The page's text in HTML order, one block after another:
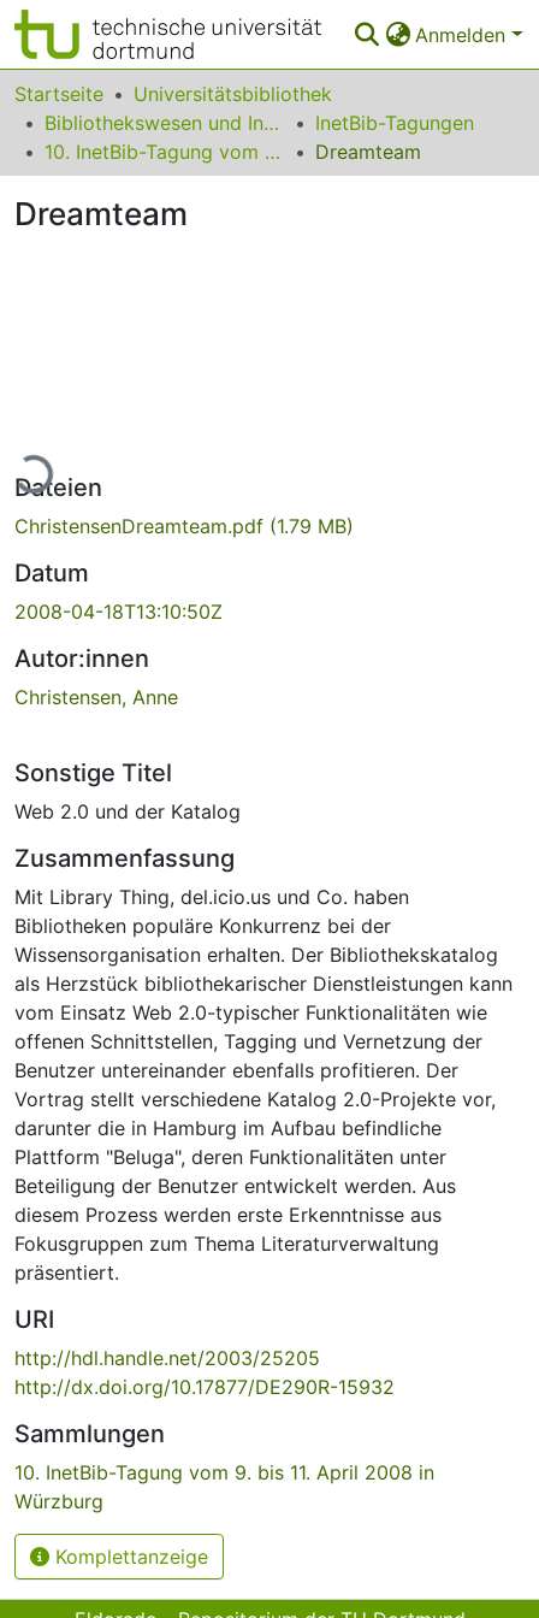
Anmelden
Bereiche & Sammlungen
Das gesamte Repositorium
Startseite
Universitätsbibliothek
Bibliothekswesen und Information
InetBib-Tagungen
10. InetBib-Tagung vom 9. bis 11. April 2008 in Würzburg
Dreamteam
Dreamteam
Lade...
Dateien
ChristensenDreamteam.pdf (1.79 MB)
Datum
2008-04-18T13:10:50Z
Autor:innen
Christensen, Anne
Sonstige Titel
Web 2.0 und der Katalog
Zusammenfassung
Mit Library Thing, del.icio.us und Co. haben
Bibliotheken populäre Konkurrenz bei der
Wissensorganisation erhalten. Der Bibliothekskatalog
als Herzstück bibliothekarischer Dienstleistungen kann
vom Einsatz Web 2.0-typischer Funktionalitäten wie
offenen Schnittstellen, Tagging und Vernetzung der
Benutzer untereinander ebenfalls profitieren. Der
Vortrag stellt verschiedene Katalog 2.0-Projekte vor,
darunter die in Hamburg im Aufbau befindliche
Plattform "Beluga", deren Funktionalitäten unter
Beteiligung der Benutzer entwickelt werden. Aus
diesem Prozess werden erste Erkenntnisse aus
Fokusgruppen zum Thema Literaturverwaltung
präsentiert.
URI
http://hdl.handle.net/2003/25205
http://dx.doi.org/10.17877/DE290R-15932
Sammlungen
10. InetBib-Tagung vom 9. bis 11. April 2008 in
Würzburg
Komplettanzeige